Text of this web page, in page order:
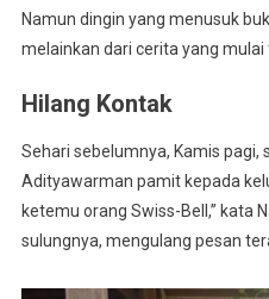
Namun dingin yang menusuk
melainkan dari cerita yang mulai
Hilang Kontak
Sehari sebelumnya, Kamis pagi,
Adityawarman pamit kepada
ketemu orang Swiss-Bell,” kata
sulungnya, mengulang pesan